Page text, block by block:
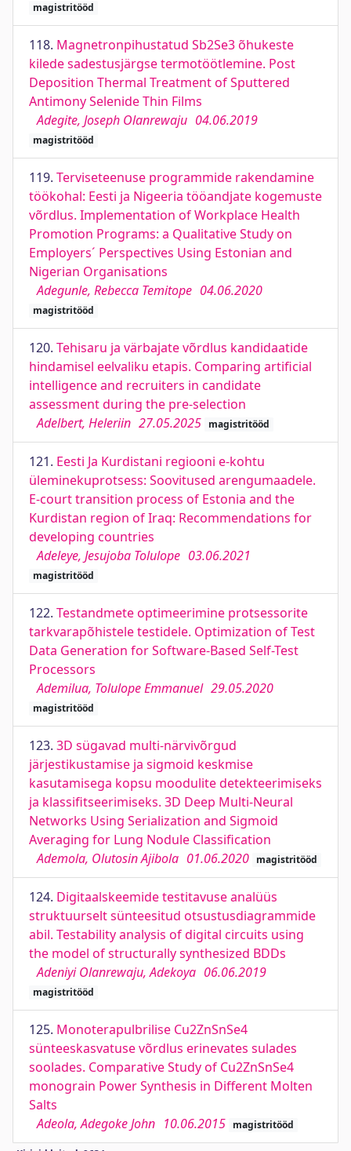
magistritööd
118. Magnetronpihustatud Sb2Se3 õhukeste
kilede sadestusjärgse termotöötlemine. Post
Deposition Thermal Treatment of Sputtered
Antimony Selenide Thin Films
Adegite, Joseph Olanrewaju 04.06.2019
magistritööd
119. Terviseteenuse programmide rakendamine
töökohal: Eesti ja Nigeeria tööandjate kogemuste
võrdlus. Implementation of Workplace Health
Promotion Programs: a Qualitative Study on
Employers´ Perspectives Using Estonian and
Nigerian Organisations
Adegunle, Rebecca Temitope 04.06.2020
magistritööd
120. Tehisaru ja värbajate võrdlus kandidaatide
hindamisel eelvaliku etapis. Comparing artificial
intelligence and recruiters in candidate
assessment during the pre-selection
Adelbert, Heleriin 27.05.2025 magistritööd
121. Eesti Ja Kurdistani regiooni e-kohtu
üleminekuprotsess: Soovitused arengumaadele.
E-court transition process of Estonia and the
Kurdistan region of Iraq: Recommendations for
developing countries
Adeleye, Jesujoba Tolulope 03.06.2021
magistritööd
122. Testandmete optimeerimine protsessorite
tarkvarapõhistele testidele. Optimization of Test
Data Generation for Software-Based Self-Test
Processors
Ademilua, Tolulope Emmanuel 29.05.2020
magistritööd
123. 3D sügavad multi-närvivõrgud
järjestikustamise ja sigmoid keskmise
kasutamisega kopsu moodulite detekteerimiseks
ja klassifitseerimiseks. 3D Deep Multi-Neural
Networks Using Serialization and Sigmoid
Averaging for Lung Nodule Classification
Ademola, Olutosin Ajibola 01.06.2020 magistritööd
124. Digitaalskeemide testitavuse analüüs
struktuurselt sünteesitud otsustusdiagrammide
abil. Testability analysis of digital circuits using
the model of structurally synthesized BDDs
Adeniyi Olanrewaju, Adekoya 06.06.2019
magistritööd
125. Monoterapulbrilise Cu2ZnSnSe4
sünteeskasvatuse võrdlus erinevates sulades
soolades. Comparative Study of Cu2ZnSnSe4
monograin Power Synthesis in Different Molten
Salts
Adeola, Adegoke John 10.06.2015 magistritööd